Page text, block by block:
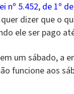
nº 5.452, de 1º
dizer que o
ele ser pago
um sábado, a
funcione aos